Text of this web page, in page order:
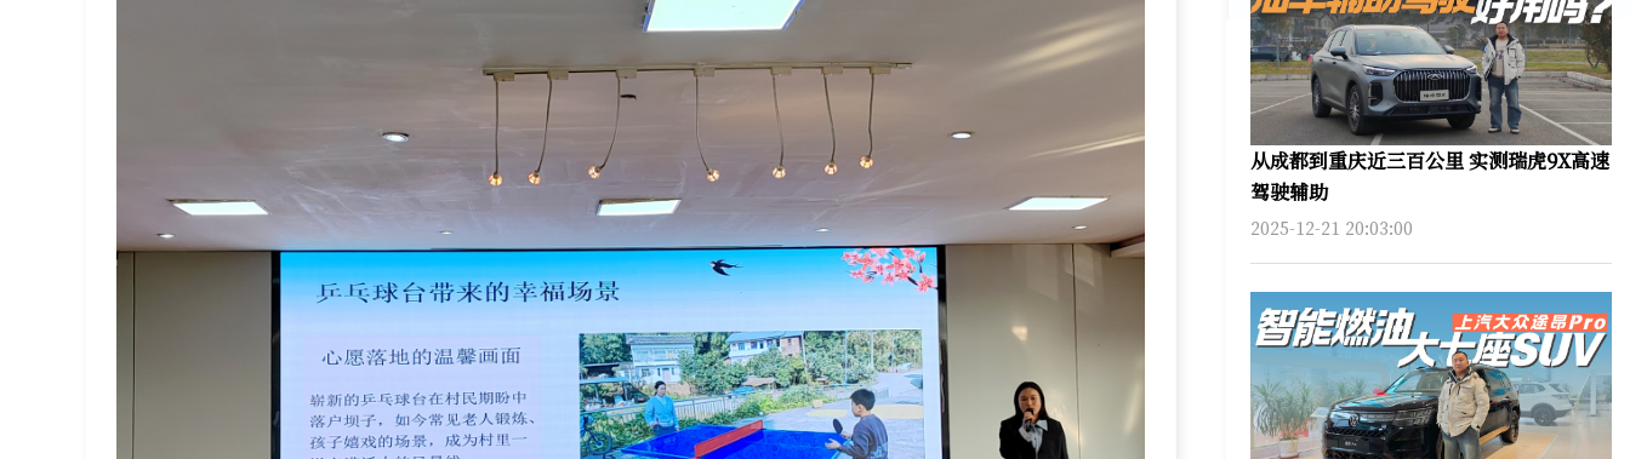
从成都到重庆近三百公里 实测瑞虎9X高速
驾驶辅助
2025-12-21 20:03:00